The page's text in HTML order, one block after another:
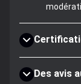
Des avis